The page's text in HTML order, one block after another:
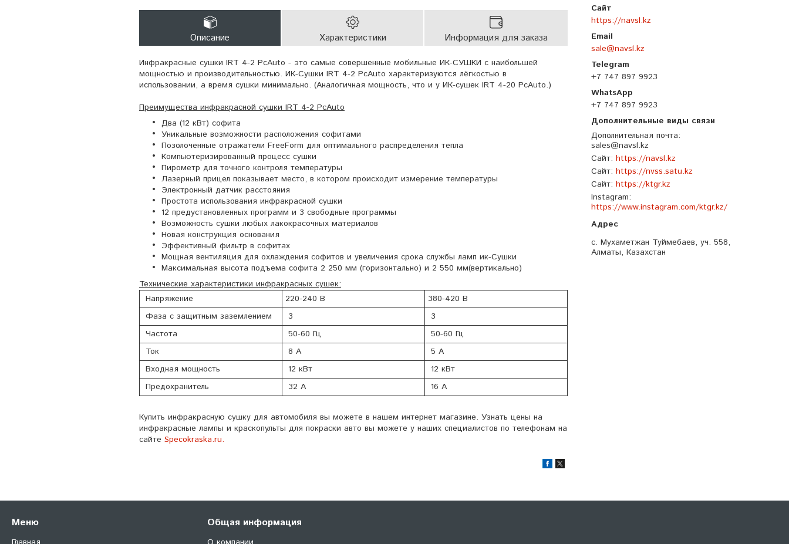
https://navsl.kz
sale@navsl.kz
+7 747 897 9923
+7 747 897 9923
Дополнительная почта
sales@navsl.kz
Сайт https://navsl.kz
Сайт https://nvss.satu.kz
Сайт https://ktgr.kz
Instagram
https://www.instagram.com/ktgr.kz/
с. Мухаметжан Туймебаев, уч. 558,
Алматы, Казахстан
Описание Характеристики Информация для заказа
Инфракрасные сушки IRT 4-2 PcAuto - это самые совершенные мобильные ИК-СУШКИ с наибольшей
мощностью и производительностью. ИК-Сушки IRT 4-2 PcAuto характеризуются лёгкостью в
использовании, а время сушки минимально. (Аналогичная мощность, что и у ИК-сушек IRT 4-20 PcAuto.)
Преимущества инфракрасной сушки IRT 4-2 PcAuto
Два (12 кВт) софита
Уникальные возможности расположения софитами
Позолоченные отражатели FreeForm для оптимального распределения тепла
Компьютеризированный процесс сушки
Пирометр для точного контроля температуры
Лазерный прицел показывает место, в котором происходит измерение температуры
Электронный датчик расстояния
Простота использования инфракрасной сушки
12 предустановленных программ и 3 свободные программы
Возможность сушки любых лакокрасочных материалов
Новая конструкция основания
Эффективный фильтр в софитах
Мощная вентиляция для охлаждения софитов и увеличения срока службы ламп ик-Сушки
Максимальная высота подъема софита 2 250 мм (горизонтально) и 2 550 мм(вертикально)
Технические характеристики инфракрасных сушек:
Напряжение
220-240 В
380-420 В
Фаза с защитным заземлением
3
3
Частота
50-60 Гц
50-60 Гц
Ток
8 А
5 А
Входная мощность
12 кВт
12 кВт
Предохранитель
32 А 16 А
Купить инфракрасную сушку для автомобиля вы можете в нашем интернет магазине. Узнать цены на
инфракрасные лампы и краскопульты для покраски авто вы можете у наших специалистов по телефонам на
сайте Specokraska.ru.
Меню Общая информация